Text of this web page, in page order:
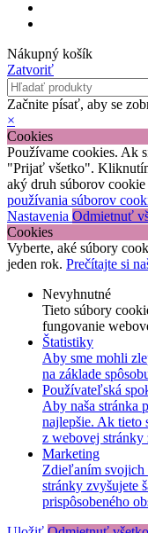
Nákupný košík
Zatvoriť
Začnite písať, aby se
×
Cookies
Používame cookies. Ak
"Prijať všetko".
aký druh súborov
používania súborov
Nastavenia Odmietnuť
Cookies
Vyberte, aké súbory
jeden rok. Prečítajte si
Nevyhnutné
Tieto súbory
fungovanie
Štatistiky
Aby sme mohli
na základe
Používateľská
Aby naša stránka
najlepšie. Ak tieto
z webovej stránky
Marketing
Zdieľaním svojich
stránky zvyšujete
prispôsobeného